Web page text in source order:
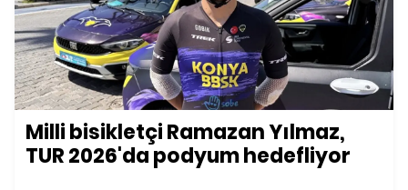
Milli bisikletçi Ramazan Yılmaz,
TUR 2026'da podyum hedefliyor